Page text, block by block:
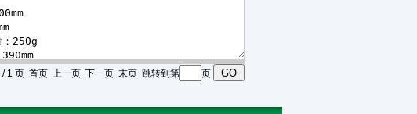
/ 1 页 首页 上一页 下一页 末页 跳转到第 页